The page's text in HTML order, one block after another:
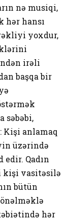
nə musiqi,
hər hansı
yoxdur,
irəli
başqa bir
səbəbi,
Kişi anlamaq
üzərində
edir. Qadın
kişi vasitəsilə
bütün
hər